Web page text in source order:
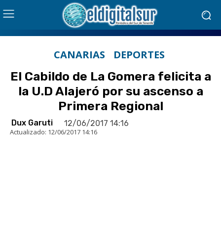
CANARIAS DEPORTES
El Cabildo de La Gomera felicita a
la U.D Alajeró por su ascenso a
Primera Regional
Dux Garuti 12/06/2017 14:16
Actualizado: 12/06/2017 14:16